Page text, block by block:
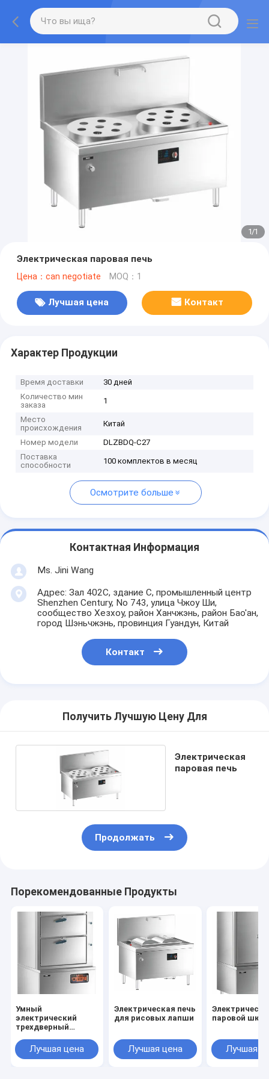
1/1
Электрическая паровая печь
Цена：can negotiate MOQ：1
Лучшая цена Контакт
Характер Продукции
Время доставки
30 дней
Количество мин
заказа
1
Место
происхождения
Китай
Номер модели
DLZBDQ-C27
Поставка
способности
100 комплектов в месяц
Осмотрите больше
Контактная Информация
Ms. Jini Wang
Адрес: Зал 402C, здание C, промышленный центр
Shenzhen Century, No 743, улица Чжоу Ши,
сообщество Хезхоу, район Ханчжэнь, район Бао'ан,
город Шэньчжэнь, провинция Гуандун, Китай
Контакт
Получить Лучшую Цену Для
Электрическая
паровая печь
Продолжать
Порекомендованные Продукты
Умный
электрический
трехдверный
Лучшая цена
Электрическая печь
для рисовых лапши
Лучшая цена
паровой
Лучшая